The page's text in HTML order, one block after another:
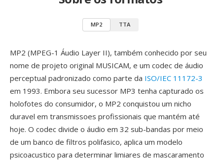
MP2 TTA
MP2 (MPEG-1 Áudio Layer II), também conhecido por seu
nome de projeto original MUSICAM, e um codec de áudio
perceptual padronizado como parte da ISO/IEC 11172-3
em 1993. Embora seu sucessor MP3 tenha capturado os
holofotes do consumidor, o MP2 conquistou um nicho
duravel em transmissoes profissionais que mantém até
hoje. O codec divide o áudio em 32 sub-bandas por meio
de um banco de filtros polifasico, aplica um modelo
psicoacustico para determinar limiares de mascaramento